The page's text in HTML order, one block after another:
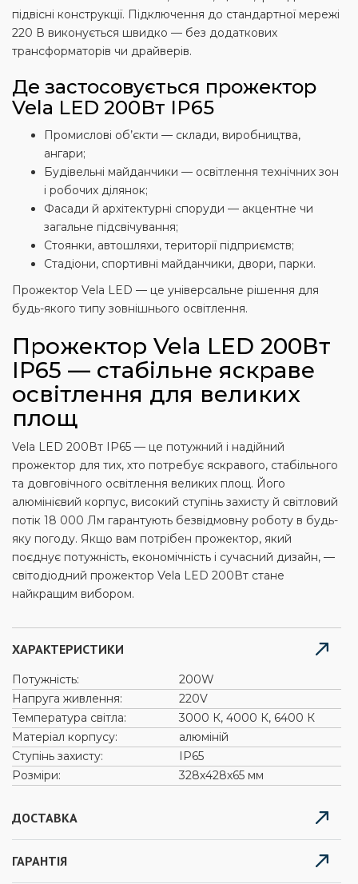
підвісні конструкції. Підключення до стандартної мережі
220 В виконується швидко — без додаткових
трансформаторів чи драйверів.
Де застосовується прожектор
Vela LED 200Вт IP65
Промислові об’єкти — склади, виробництва,
ангари;
Будівельні майданчики — освітлення технічних зон
і робочих ділянок;
Фасади й архітектурні споруди — акцентне чи
загальне підсвічування;
Стоянки, автошляхи, території підприємств;
Стадіони, спортивні майданчики, двори, парки.
Прожектор Vela LED — це універсальне рішення для
будь-якого типу зовнішнього освітлення.
Прожектор Vela LED 200Вт
IP65 — стабільне яскраве
освітлення для великих
площ
Vela LED 200Вт IP65 — це потужний і надійний
прожектор для тих, хто потребує яскравого, стабільного
та довговічного освітлення великих площ. Його
алюмінієвий корпус, високий ступінь захисту й світловий
потік 18 000 Лм гарантують безвідмовну роботу в будь-
яку погоду. Якщо вам потрібен прожектор, який
поєднує потужність, економічність і сучасний дизайн, —
світодіодний прожектор Vela LED 200Вт стане
найкращим вибором.
ХАРАКТЕРИСТИКИ
Потужність:
200W
Напруга живлення:
220V
Температура світла:
3000 К, 4000 К, 6400 К
Матеріал корпусу:
алюміній
Ступінь захисту:
ІР65
Розміри:
328х428х65 мм
ДОСТАВКА
ГАРАНТІЯ